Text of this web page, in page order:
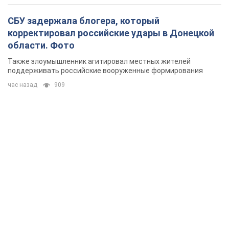
СБУ задержала блогера, который
корректировал российские удары в Донецкой
области. Фото
Также злоумышленник агитировал местных жителей
поддерживать российские вооруженные формирования
час назад 909